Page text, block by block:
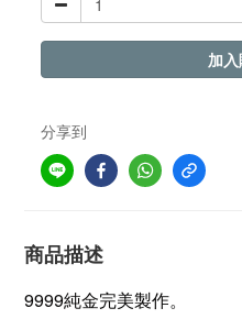
加
分享到
商品描述
9999純金完美製作。